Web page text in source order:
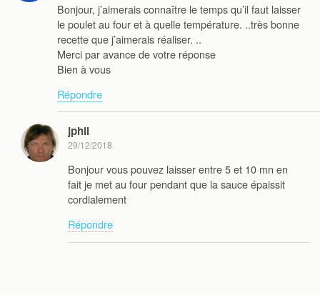
Bonjour, j’aimerais connaître le temps qu’il faut laisser
le poulet au four et à quelle température. ..très bonne
recette que j’aimerais réaliser. ..
Merci par avance de votre réponse
Bien à vous
Répondre
jphil
29/12/2018
Bonjour vous pouvez laisser entre 5 et 10 mn en
fait je met au four pendant que la sauce épaissit
cordialement
Répondre